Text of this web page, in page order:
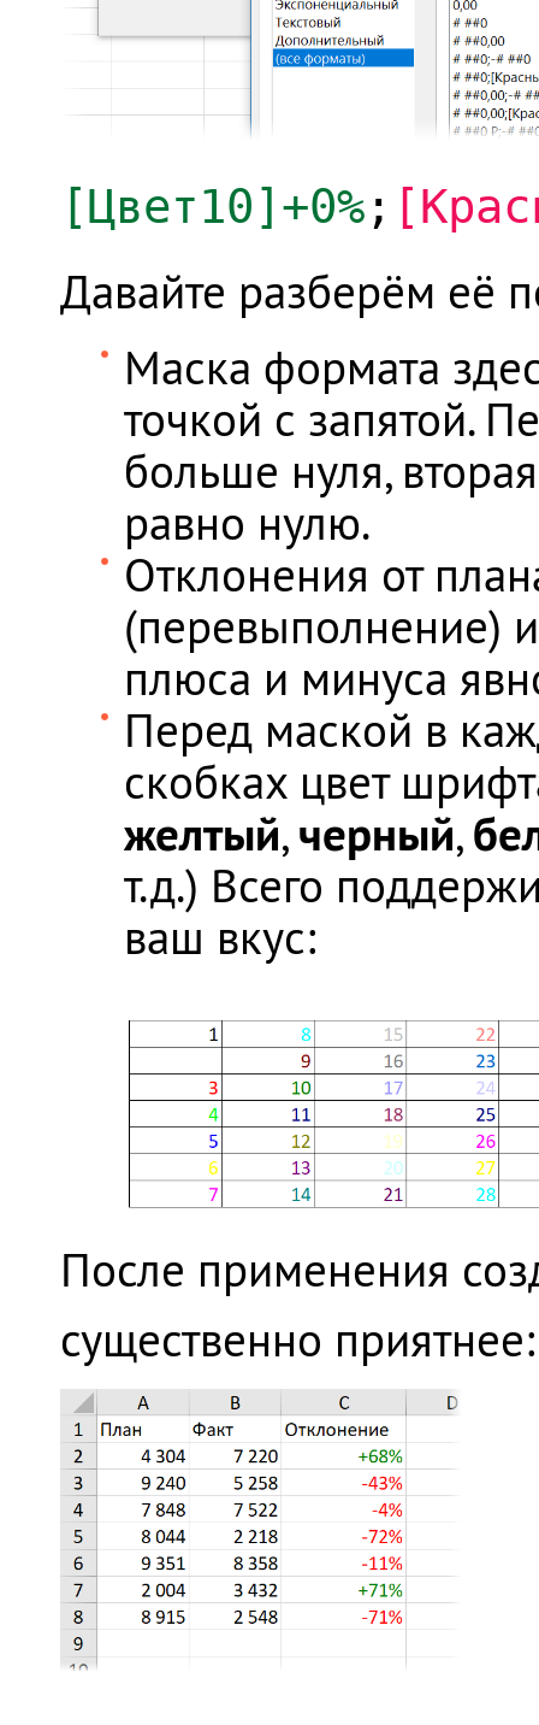
[Цвет10]+0% ;
Давайте разберём её
Маска формата
точкой с запятой.
больше нуля,
равно нулю.
Отклонения от
(перевыполнение)
плюса и минуса
Перед маской в
скобках цвет
желтый,черный,
т.д.) Всего
ваш вкус:
После применения
существенно приятнее: